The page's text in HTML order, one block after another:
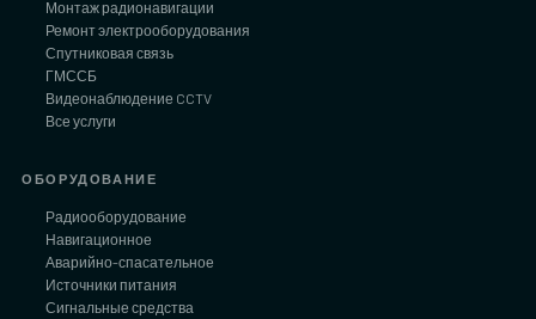
Монтаж радионавигации
Ремонт электрооборудования
Спутниковая связь
ГМССБ
Видеонаблюдение CCTV
Все услуги
ОБОРУДОВАНИЕ
Радиооборудование
Навигационное
Аварийно-спасательное
Источники питания
Сигнальные средства